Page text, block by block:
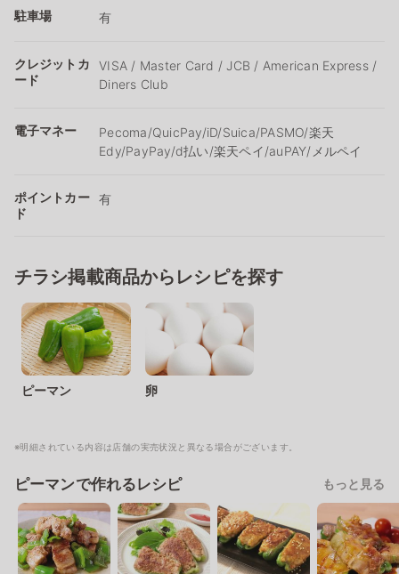
駐車場 有
クレジットカ
ード
VISA / Master Card / JCB / American Express /
Diners Club
電子マネー
Pecoma/QuicPay/iD/Suica/PASMO/楽天
Edy/PayPay/d払い/楽天ペイ/auPAY/メルペイ
ポイントカー
ド
有
チラシ掲載商品からレシピを探す
ピーマン 卵
※明細されている内容は店舗の実売状況と異なる場合がございます。
ピーマンで作れるレシピ もっと見る